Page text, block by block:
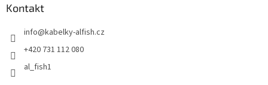
Kontakt
info@kabelky-alfish.cz
+420 731 112 080
al_fish1